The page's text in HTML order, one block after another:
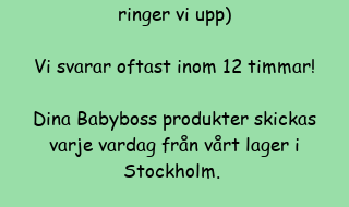
ringer vi upp)
Vi svarar oftast inom 12 timmar!
Dina Babyboss produkter skickas
varje vardag från vårt lager i
Stockholm.